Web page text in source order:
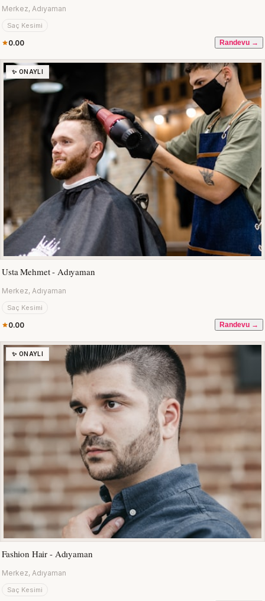
Merkez, Adıyaman
Saç Kesimi
0.00 Randevu →
✨ ONAYLI
Usta Mehmet - Adıyaman
Merkez, Adıyaman
Saç Kesimi
0.00 Randevu →
✨ ONAYLI
Fashion Hair - Adıyaman
Merkez, Adıyaman
Saç Kesimi